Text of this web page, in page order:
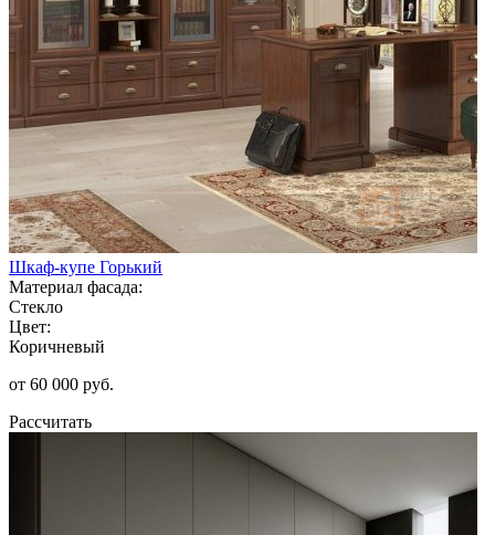
Шкаф-купе Горький
Материал фасада:
Стекло
Цвет:
Коричневый
от 60 000 руб.
Рассчитать